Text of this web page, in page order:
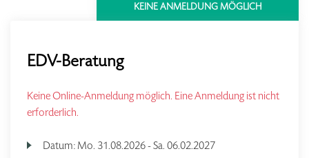
KEINE ANMELDUNG MÖGLICH
EDV-Beratung
Keine Online-Anmeldung möglich. Eine Anmeldung ist nicht
erforderlich.
Datum: Mo. 31.08.2026 -Sa. 06.02.2027